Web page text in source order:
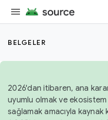
BELGELER
2026'dan itibaren, ana
uyumlu olmak ve ekosistem
sağlamak amacıyla